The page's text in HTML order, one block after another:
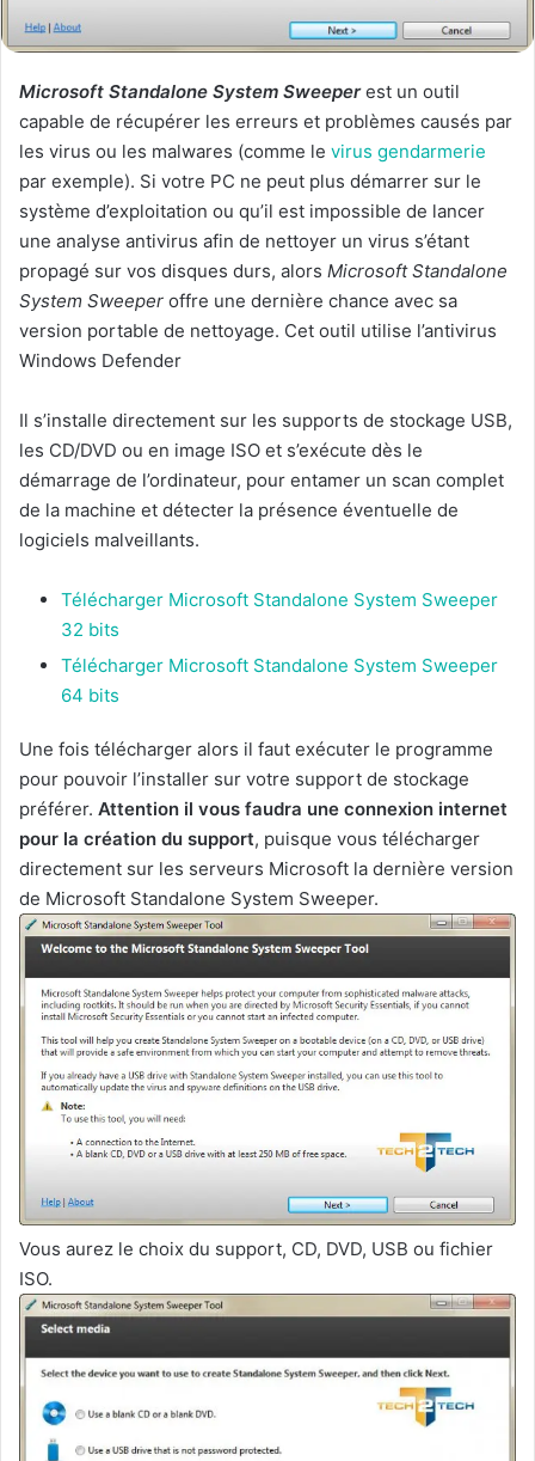
Microsoft Standalone System Sweeperest un outil
capable de récupérer les erreurs et problèmes causés par
les virus ou les malwares (comme le virus gendarmerie
par exemple). Si votre PC ne peut plus démarrer sur le
système d’exploitation ou qu’il est impossible de lancer
une analyse antivirus afin de nettoyer un virus s’étant
propagé sur vos disques durs, alors Microsoft Standalone
System Sweeper offre une dernière chance avec sa
version portable de nettoyage. Cet outil utilise l’antivirus
Windows Defender
Il s’installe directement sur les supports de stockage USB,
les CD/DVD ou en image ISO et s’exécute dès le
démarrage de l’ordinateur, pour entamer un scan complet
de la machine et détecter la présence éventuelle de
logiciels malveillants.
Télécharger Microsoft Standalone System Sweeper
32 bits
Télécharger Microsoft Standalone System Sweeper
64 bits
Une fois télécharger alors il faut exécuter le programme
pour pouvoir l’installer sur votre support de stockage
préférer. Attention il vous faudra une connexion internet
pour la création du support, puisque vous télécharger
directement sur les serveurs Microsoft la dernière version
de Microsoft Standalone System Sweeper.
Vous aurez le choix du support, CD, DVD, USB ou fichier
ISO.